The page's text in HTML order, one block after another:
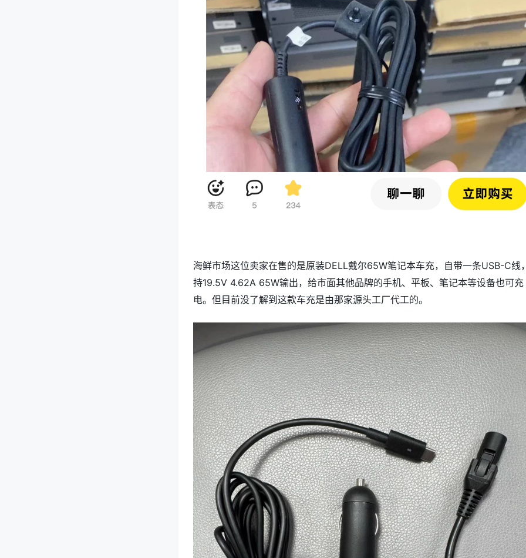
海鲜市场这位卖家在售的是原装DELL戴尔65W笔记本车充，自带一条USB-C线
持19.5V 4.62A 65W输出，给市面其他品牌的手机、平板、笔记本等设备也可充
电。但目前没了解到这款车充是由那家源头工厂代工的。